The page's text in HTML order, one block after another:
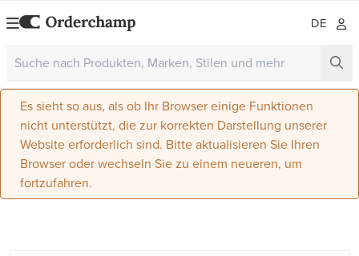
DE
Es sieht so aus, als ob Ihr Browser einige Funktionen
nicht unterstützt, die zur korrekten Darstellung unserer
Website erforderlich sind. Bitte aktualisieren Sie Ihren
Browser oder wechseln Sie zu einem neueren, um
fortzufahren.